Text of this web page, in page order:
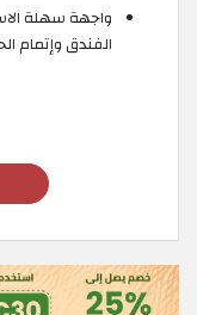
واجهة سهلة
الفندق وإتمام